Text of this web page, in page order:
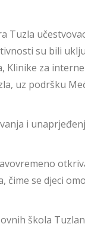
Tuzla
su bili
za
uz podršku
i
čime se djeci
škola